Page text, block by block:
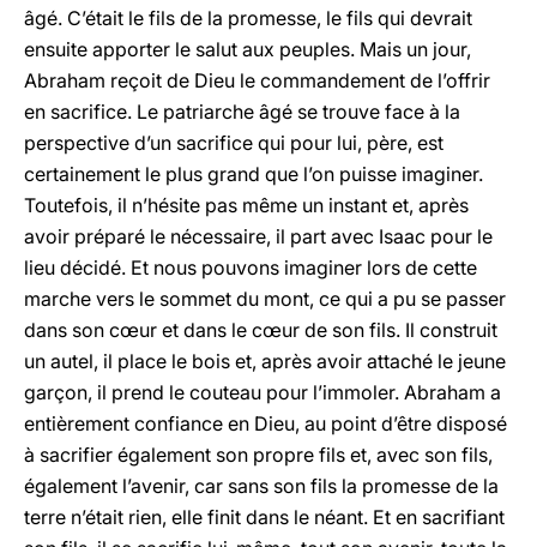
âgé. C’était le fils de la promesse, le fils qui devrait
ensuite apporter le salut aux peuples. Mais un jour,
Abraham reçoit de Dieu le commandement de l’offrir
en sacrifice. Le patriarche âgé se trouve face à la
perspective d’un sacrifice qui pour lui, père, est
certainement le plus grand que l’on puisse imaginer.
Toutefois, il n’hésite pas même un instant et, après
avoir préparé le nécessaire, il part avec Isaac pour le
lieu décidé. Et nous pouvons imaginer lors de cette
marche vers le sommet du mont, ce qui a pu se passer
dans son cœur et dans le cœur de son fils. Il construit
un autel, il place le bois et, après avoir attaché le jeune
garçon, il prend le couteau pour l’immoler. Abraham a
entièrement confiance en Dieu, au point d’être disposé
à sacrifier également son propre fils et, avec son fils,
également l’avenir, car sans son fils la promesse de la
terre n’était rien, elle finit dans le néant. Et en sacrifiant